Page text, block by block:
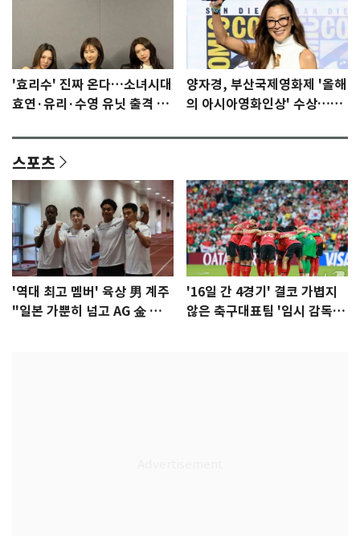
'효리수' 진짜 온다…소녀시대
효연·유리·수영 유닛 출격 [N
양자경, 부산국제영화제 '올해
의 아시아영화인상' 수상…15
스포츠
'역대 최고 멤버' 육상 男 계주
"일본 가뿐히 넘고 AG 金 따겠
'16일 간 4경기' 결코 가볍지
않은 축구대표팀 '임시 감독'